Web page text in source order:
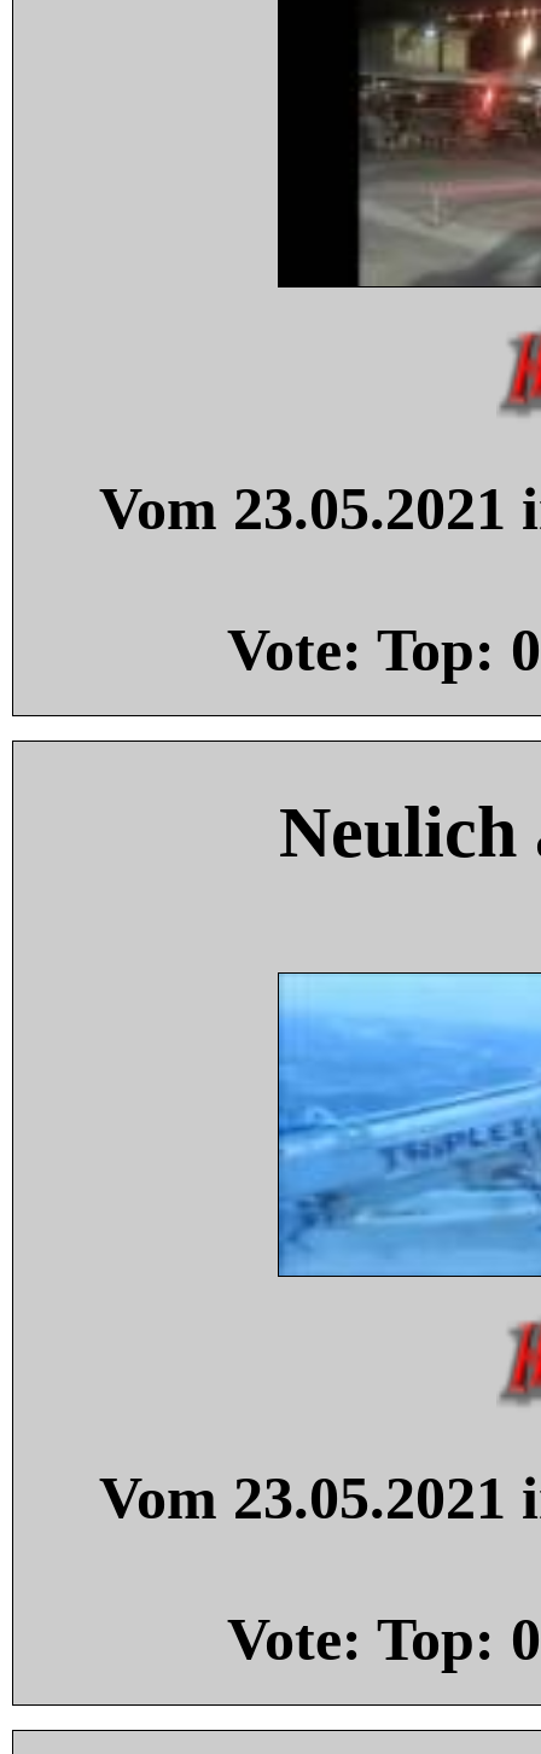
Vom
Vote: Top: 0
Neulich
Vom
Vote: Top: 0